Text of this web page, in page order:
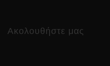
Ακολουθήστε μας